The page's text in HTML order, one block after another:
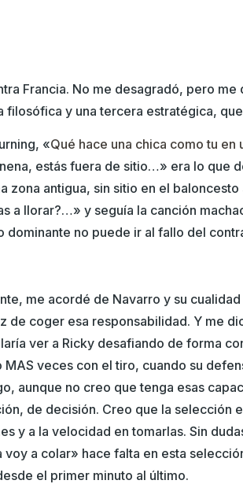
Francia. No me desagradó, pero
filosófica y una tercera estratégica,
«Qué hace una chica como tu en
estás fuera de sitio…» era lo que
zona antigua, sin sitio en el
a llorar?…» y seguía la canción
dominante no puede ir al fallo del
me acordé de Navarro y su
coger esa responsabilidad. Y me
ver a Ricky desafiando de forma
veces con el tiro, cuando su
aunque no creo que tenga esas
de decisión. Creo que la selección
y a la velocidad en tomarlas. Sin
a colar» hace falta en esta
el primer minuto al último.